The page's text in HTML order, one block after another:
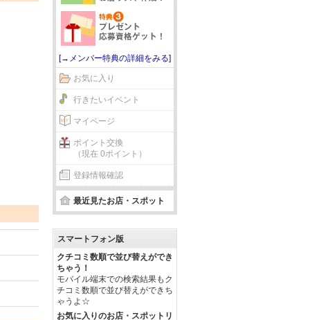
[→メンバー特典の詳細をみる]
お気に入り
行きたいイベント
マイページ
ポイント交換
（現在 0ポイント）
登録情報確認
最近見たお店・スポット
スマートフォン版
クチコミ数順で並び替えができ
ちゃう！
モバイル端末での検索結果もク
チコミ数順で並び替えができち
ゃうよ☆
お気に入りのお店・スポットリ